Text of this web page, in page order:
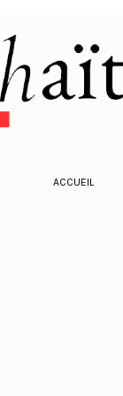
ACCUEIL